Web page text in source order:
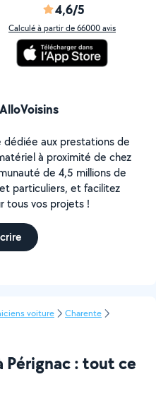
4,6/5
Calculé à partir de 66000 avis
dédiée aux prestations de
à proximité de chez
de 4,5 millions de
particuliers, et facilitez
tous vos projets !
voiture
Charente
Pérignac : tout ce